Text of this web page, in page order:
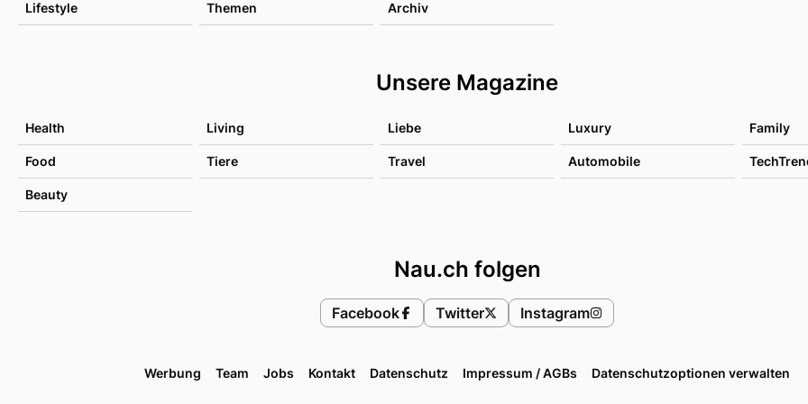
Lifestyle Themen Archiv
Unsere Magazine
Health Living Liebe Luxury Family
Food Tiere Travel Automobile
Beauty
Nau.ch folgen
Facebook Twitter Instagram
Werbung Team Jobs Kontakt Datenschutz Impressum / AGBs Datenschutzoptionen verwalten